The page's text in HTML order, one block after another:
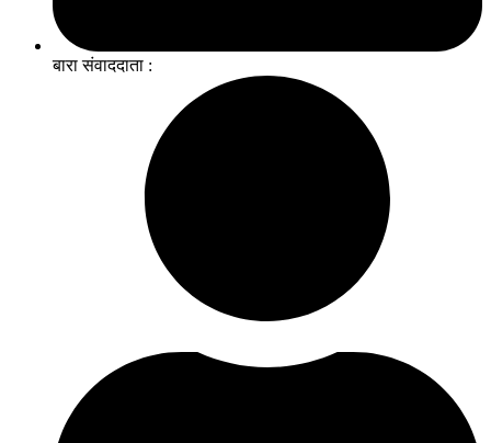
बारा संवाददाता :